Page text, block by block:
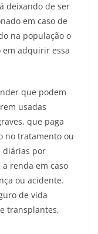
deixando de ser
em caso de
na população o
em adquirir essa
que podem
usadas
que paga
no tratamento ou
diárias por
renda em caso
ou acidente.
de vida
transplantes,